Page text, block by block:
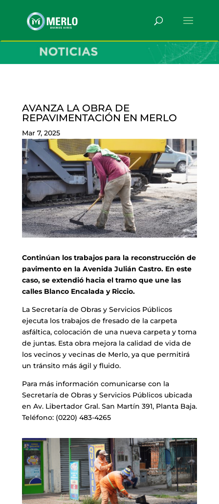
AVANZA LA OBRA DE
REPAVIMENTACIÓN EN MERLO
Mar 7, 2025
Continúan los trabajos para la reconstrucción de
pavimento en la Avenida Julián Castro. En este
caso, se extendió hacia el tramo que une las
calles Blanco Encalada y Riccio.
La Secretaría de Obras y Servicios Públicos
ejecuta los trabajos de fresado de la carpeta
asfáltica, colocación de una nueva carpeta y toma
de juntas. Esta obra mejora la calidad de vida de
los vecinos y vecinas de Merlo, ya que permitirá
un tránsito más ágil y fluido.
Para más información comunicarse con la
Secretaría de Obras y Servicios Públicos ubicada
en Av. Libertador Gral. San Martín 391, Planta Baja.
Teléfono: (0220) 483-4265